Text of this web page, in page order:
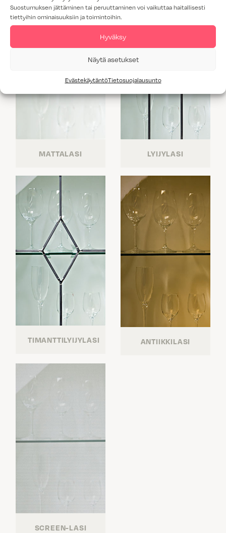
Suostumuksen jättäminen tai peruuttaminen voi vaikuttaa haitallisesti
tiettyihin ominaisuuksiin ja toimintoihin.
Hyväksy
Näytä asetukset
EvästekäytäntöTietosuojalausunto
MATTALASI LYIJYLASI
TIMANTTILYIJYLASI ANTIIKKILASI
SCREEN-LASI